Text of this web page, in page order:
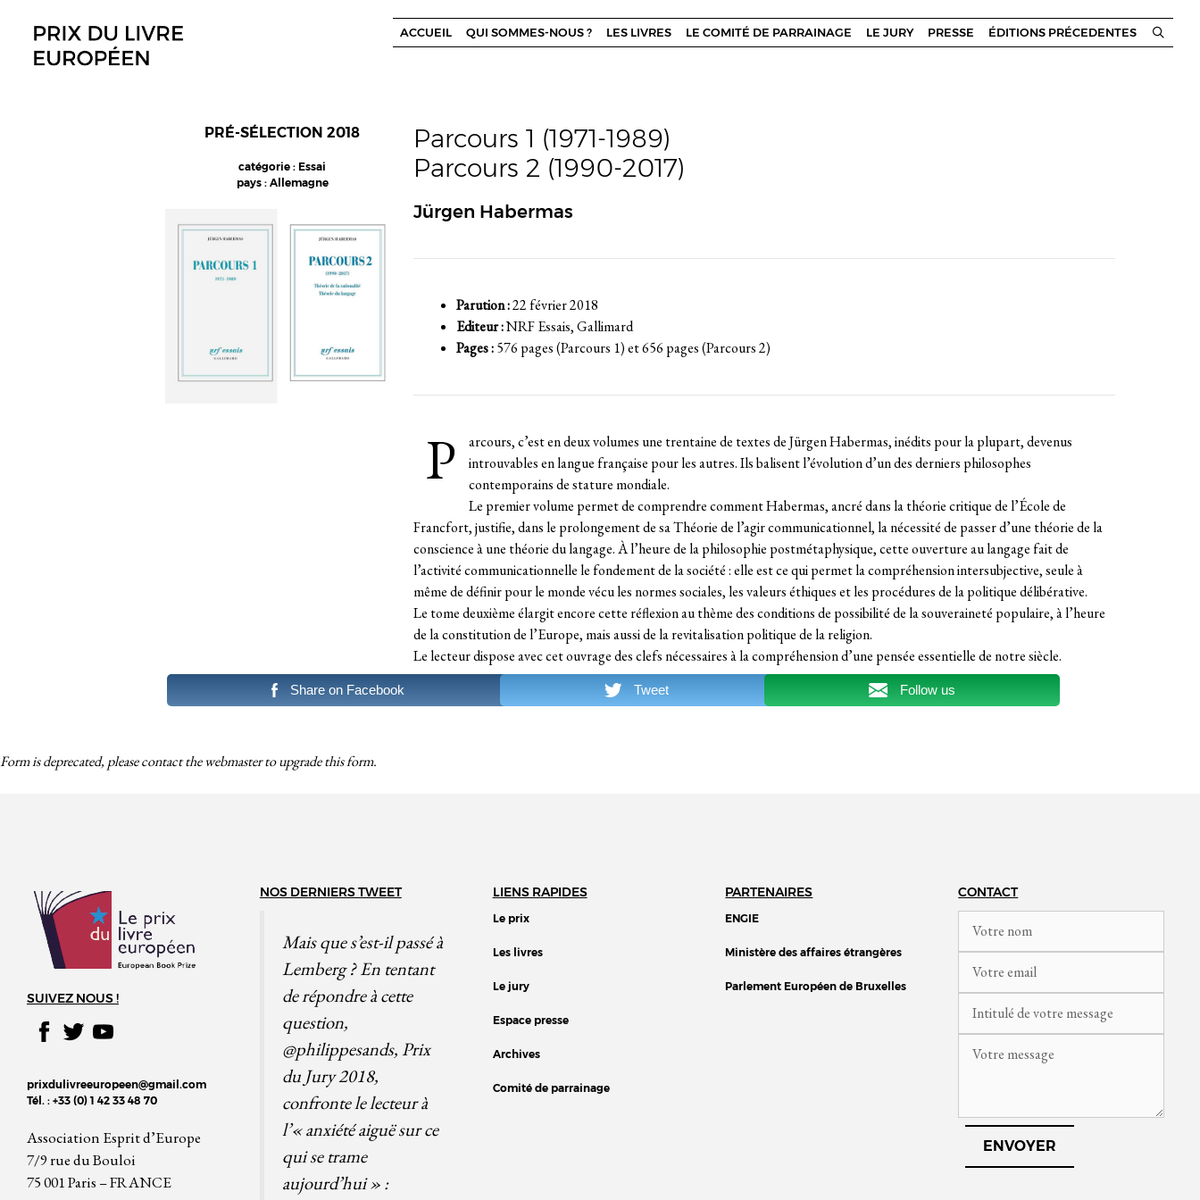
contenu
ACCUEIL QUI SOMMES-NOUS ? LES LIVRES LE COMITÉ DE PARRAINAGE LE JURY PRESSE ÉDITIONS PRÉCEDENTES
PRÉ-SÉLECTION 2018
catégorie : Essai
pays : Allemagne
Parcours 1 (1971-1989)
Parcours 2 (1990-2017)
Jürgen Habermas
Parution :22 février 2018
Editeur :NRF Essais, Gallimard
Pages :576 pages (Parcours 1) et 656 pages (Parcours 2)
P
arcours, c’est en deux volumes une trentaine de textes de Jürgen Habermas, inédits pour la plupart, devenus
introuvables en langue française pour les autres. Ils balisent l’évolution d’un des derniers philosophes
contemporains de stature mondiale.
Le premier volume permet de comprendre comment Habermas, ancré dans la théorie critique de l’École de
Francfort, justifie, dans le prolongement de sa Théorie de l’agir communicationnel, la nécessité de passer d’une théorie de la
conscience à une théorie du langage. À l’heure de la philosophie postmétaphysique, cette ouverture au langage fait de
l’activité communicationnelle le fondement de la société : elle est ce qui permet la compréhension intersubjective, seule à
même de définir pour le monde vécu les normes sociales, les valeurs éthiques et les procédures de la politique délibérative.
Le tome deuxième élargit encore cette réflexion au thème des conditions de possibilité de la souveraineté populaire, à l’heure
de la constitution de l’Europe, mais aussi de la revitalisation politique de la religion.
Le lecteur dispose avec cet ouvrage des clefs nécessaires à la compréhension d’une pensée essentielle de notre siècle.
Share on Facebook Tweet Follow us
Form is deprecated, please contact the webmaster toupgradethis form.
SUIVEZ NOUS !
prixdulivreeuropeen@gmail.com
Tél. : +33 (0) 1 42 33 48 70
Association Esprit d’Europe
7/9 rue du Bouloi
75 001 Paris – FRANCE
NOS DERNIERS TWEET
Mais que s’est-il passé à
Lemberg ? En tentant
de répondre à cette
question,
@philippesands, Prix
du Jury 2018,
confronte le lecteur à
l’« anxiété aiguë sur ce
qui se trame
aujourd’hui » :
LIENS RAPIDES
Le prix
Les livres
Le jury
Espace presse
Archives
Comité de parrainage
PARTENAIRES
ENGIE
Ministère des affaires étrangères
Parlement Européen de Bruxelles
CONTACT